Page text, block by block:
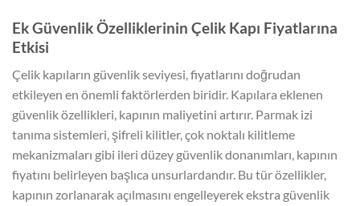
Ek Güvenlik Özelliklerinin Çelik Kapı Fiyatlarına
Etkisi
Çelik kapıların güvenlik seviyesi, fiyatlarını doğrudan
etkileyen en önemli faktörlerden biridir. Kapılara eklenen
güvenlik özellikleri, kapının maliyetini artırır. Parmak izi
tanıma sistemleri, şifreli kilitler, çok noktalı kilitleme
mekanizmaları gibi ileri düzey güvenlik donanımları, kapının
fiyatını belirleyen başlıca unsurlardandır. Bu tür özellikler,
kapının zorlanarak açılmasını engelleyerek ekstra güvenlik